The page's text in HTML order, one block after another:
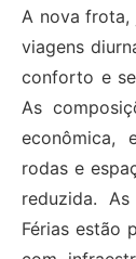
A nova frota,
viagens
conforto e
As
econômica,
rodas e
reduzida.
Férias estão